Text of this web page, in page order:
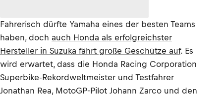
Fahrerisch dürfte Yamaha eines der besten Teams
haben, doch auch Honda als erfolgreichster
Hersteller in Suzuka fährt große Geschütze auf. Es
wird erwartet, dass die Honda Racing Corporation
Superbike-Rekordweltmeister und Testfahrer
Jonathan Rea, MotoGP-Pilot Johann Zarco und den